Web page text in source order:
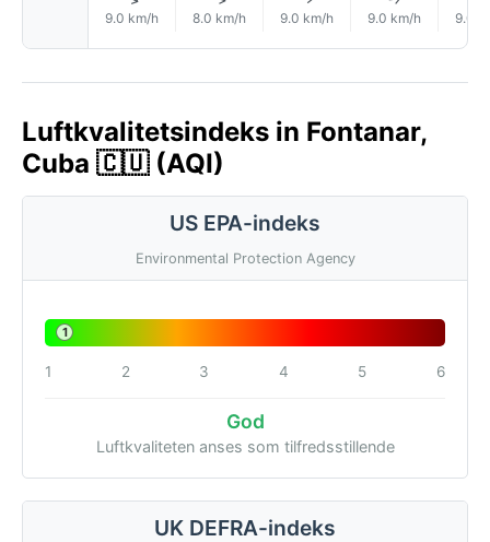
9.0 km/h 8.0 km/h 9.0 km/h 9.0 km/h 9.0
Luftkvalitetsindeks in Fontanar,
Cuba 🇨🇺 (AQI)
US EPA-indeks
Environmental Protection Agency
1
1 2 3 4 5 6
God
Luftkvaliteten anses som tilfredsstillende
UK DEFRA-indeks